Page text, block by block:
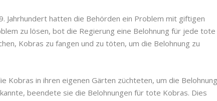
Jahrhundert hatten die Behörden ein Problem mit giftigen
zu lösen, bot die Regierung eine Belohnung für jede tote
Kobras zu fangen und zu töten, um die Belohnung zu
Kobras in ihren eigenen Gärten züchteten, um die
beendete sie die Belohnungen für tote Kobras. Dies